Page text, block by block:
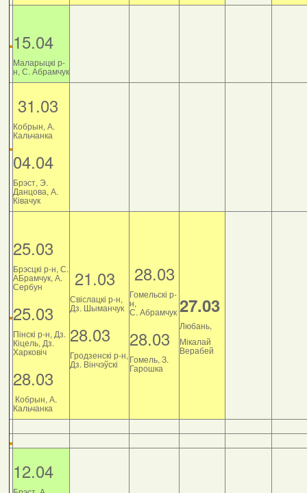
15.04
Маларыцкі р-
н, С. Абрамчук
31.03
Кобрын, А.
Кальчанка
04.04
Брэст, Э.
Данцова, А.
Ківачук
25.03
Брэсцкі р-н, С.
АБрамчук, А.
Сербун
25.03
Пінскі р-н, Дз.
Кіцель, Дз.
Харковіч
28.03
Кобрын, А.
Кальчанка
21.03
Свіслацкі р-н,
Дз. Шыманчук
28.03
Гродзенскі р-н,
Дз. Вінчэўскі
28.03
Гомельскі р-
н,
С. Абрамчук
28.03
Гомель, З.
Гарошка
27.03
Любань,
Мікалай
Верабей
12.04